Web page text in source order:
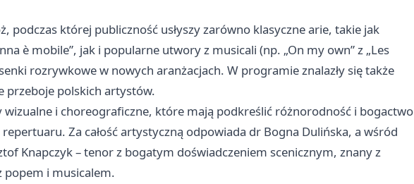
podczas której publiczność usłyszy zarówno klasyczne arie, takie jak
è mobile”, jak i popularne utwory z musicali (np. „On my own” z „Les
rozrywkowe w nowych aranżacjach. W programie znalazły się także
przeboje polskich artystów.
wizualne i choreograficzne, które mają podkreślić różnorodność i bogactwo
Za całość artystyczną odpowiada dr Bogna Dulińska, a wśród
Knapczyk – tenor z bogatym doświadczeniem scenicznym, znany z
popem i musicalem.